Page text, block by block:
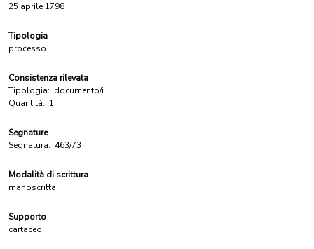
25 aprile 1798
Tipologia
processo
Consistenza rilevata
Tipologia: documento/i
Quantità: 1
Segnature
Segnatura: 463/73
Modalità di scrittura
manoscritta
Supporto
cartaceo